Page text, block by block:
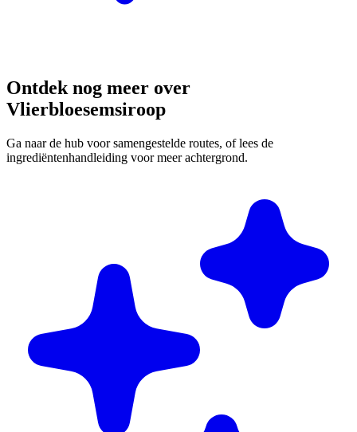
Ontdek nog meer over
Vlierbloesemsiroop
Ga naar de hub voor samengestelde routes, of lees de
ingrediëntenhandleiding voor meer achtergrond.